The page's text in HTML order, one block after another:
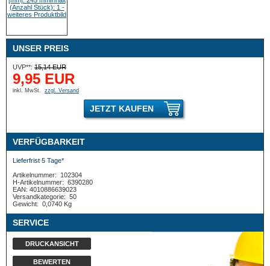
UNSER PREIS
UVP**: 15,14 EUR
9,95 EUR
inkl. MwSt. zzgl. Versand
JETZT KAUFEN
VERFÜGBARKEIT
Lieferfrist 5 Tage*
Artikelnummer:
102304
H-Artikelnummer: 6390280
EAN: 4010886639023
Versandkategorie: 50
Gewicht: 0,0740 Kg
SERVICE
DRUCKANSICHT
BEWERTEN